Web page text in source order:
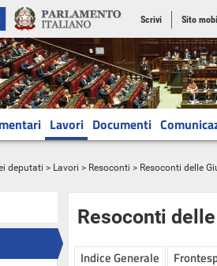
Scrivi Sito
Lavori Documenti
deputati > Lavori > Resoconti > Resoconti delle
Resoconti
Indice Generale